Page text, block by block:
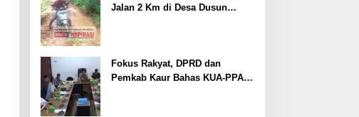
Jalan 2 Km di Desa Dusun
Fokus Rakyat, DPRD dan
Pemkab Kaur Bahas KUA-PPAS